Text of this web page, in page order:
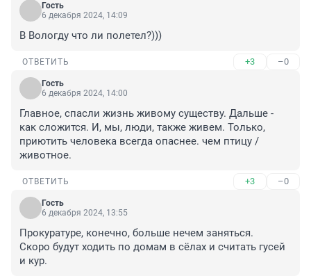
Гость
6 декабря 2024, 14:09
В Вологду что ли полетел?)))
ОТВЕТИТЬ +3 –0
Гость
6 декабря 2024, 14:00
Главное, спасли жизнь живому существу. Дальше -
как сложится. И, мы, люди, также живем. Только,
приютить человека всегда опаснее. чем птицу /
животное.
ОТВЕТИТЬ +3 –0
Гость
6 декабря 2024, 13:55
Прокуратуре, конечно, больше нечем заняться.
Скоро будут ходить по домам в сёлах и считать гусей
и кур.